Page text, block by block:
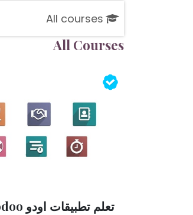
All courses
All Courses
تعلم تطبيقات اودو odoo